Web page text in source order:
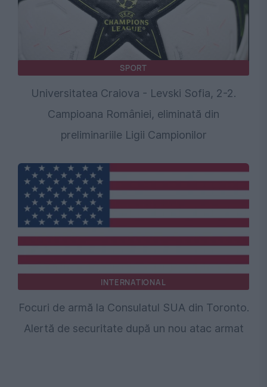
SPORT
Universitatea Craiova - Levski Sofia, 2-2.
Campioana României, eliminată din
preliminariile Ligii Campionilor
INTERNATIONAL
Focuri de armă la Consulatul SUA din Toronto.
Alertă de securitate după un nou atac armat